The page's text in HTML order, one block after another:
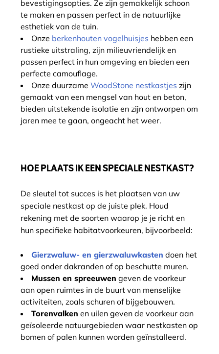
bevestigingsopties. Ze zijn gemakkelijk schoon
te maken en passen perfect in de natuurlijke
esthetiek van de tuin.
Onze berkenhouten vogelhuisjes hebben een
rustieke uitstraling, zijn milieuvriendelijk en
passen perfect in hun omgeving en bieden een
perfecte camouflage.
Onze duurzame WoodStone nestkastjes zijn
gemaakt van een mengsel van hout en beton,
bieden uitstekende isolatie en zijn ontworpen om
jaren mee te gaan, ongeacht het weer.
HOE PLAATS IK EEN SPECIALE NESTKAST?
De sleutel tot succes is het plaatsen van uw
speciale nestkast op de juiste plek. Houd
rekening met de soorten waarop je je richt en
hun specifieke habitatvoorkeuren, bijvoorbeeld:
Gierzwaluw- en gierzwaluwkasten doen het
goed onder dakranden of op beschutte muren.
Mussen en spreeuwen geven de voorkeur
aan open ruimtes in de buurt van menselijke
activiteiten, zoals schuren of bijgebouwen.
Torenvalken en uilen geven de voorkeur aan
geïsoleerde natuurgebieden waar nestkasten op
bomen of palen kunnen worden geïnstalleerd.